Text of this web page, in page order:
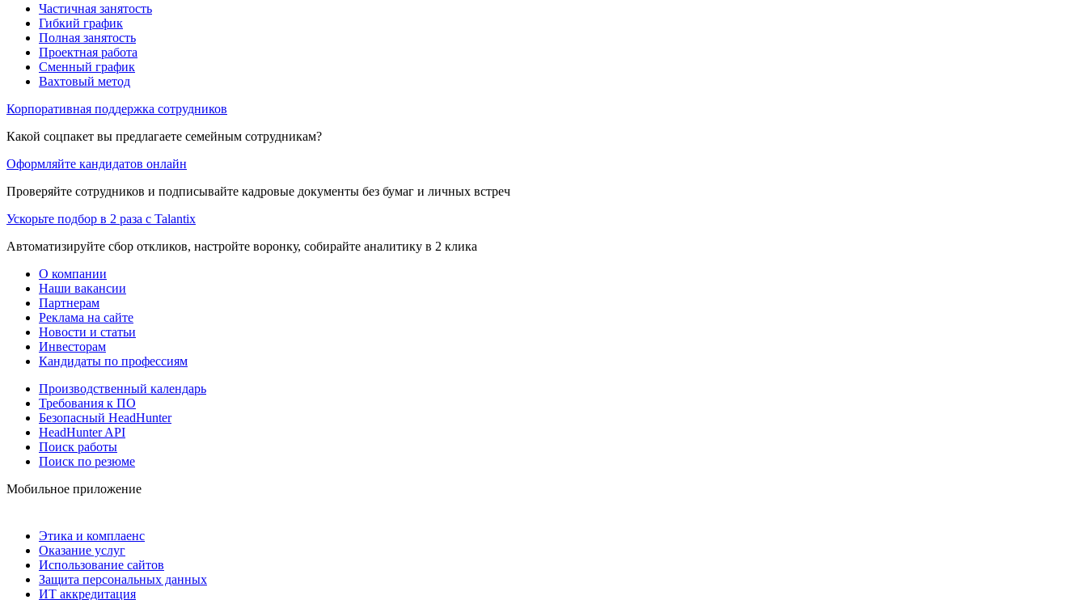
Частичная занятость
Гибкий график
Полная занятость
Проектная работа
Сменный график
Вахтовый метод
Корпоративная поддержка сотрудников
Какой соцпакет вы предлагаете семейным сотрудникам?
Оформляйте кандидатов онлайн
Проверяйте сотрудников и подписывайте кадровые документы без бумаг и личных встреч
Ускорьте подбор в 2 раза с Talantix
Автоматизируйте сбор откликов, настройте воронку, собирайте аналитику в 2 клика
О компании
Наши вакансии
Партнерам
Реклама на сайте
Новости и статьи
Инвесторам
Кандидаты по профессиям
Производственный календарь
Требования к ПО
Безопасный HeadHunter
HeadHunter API
Поиск работы
Поиск по резюме
Мобильное приложение
Этика и комплаенс
Оказание услуг
Использование сайтов
Защита персональных данных
ИТ аккредитация